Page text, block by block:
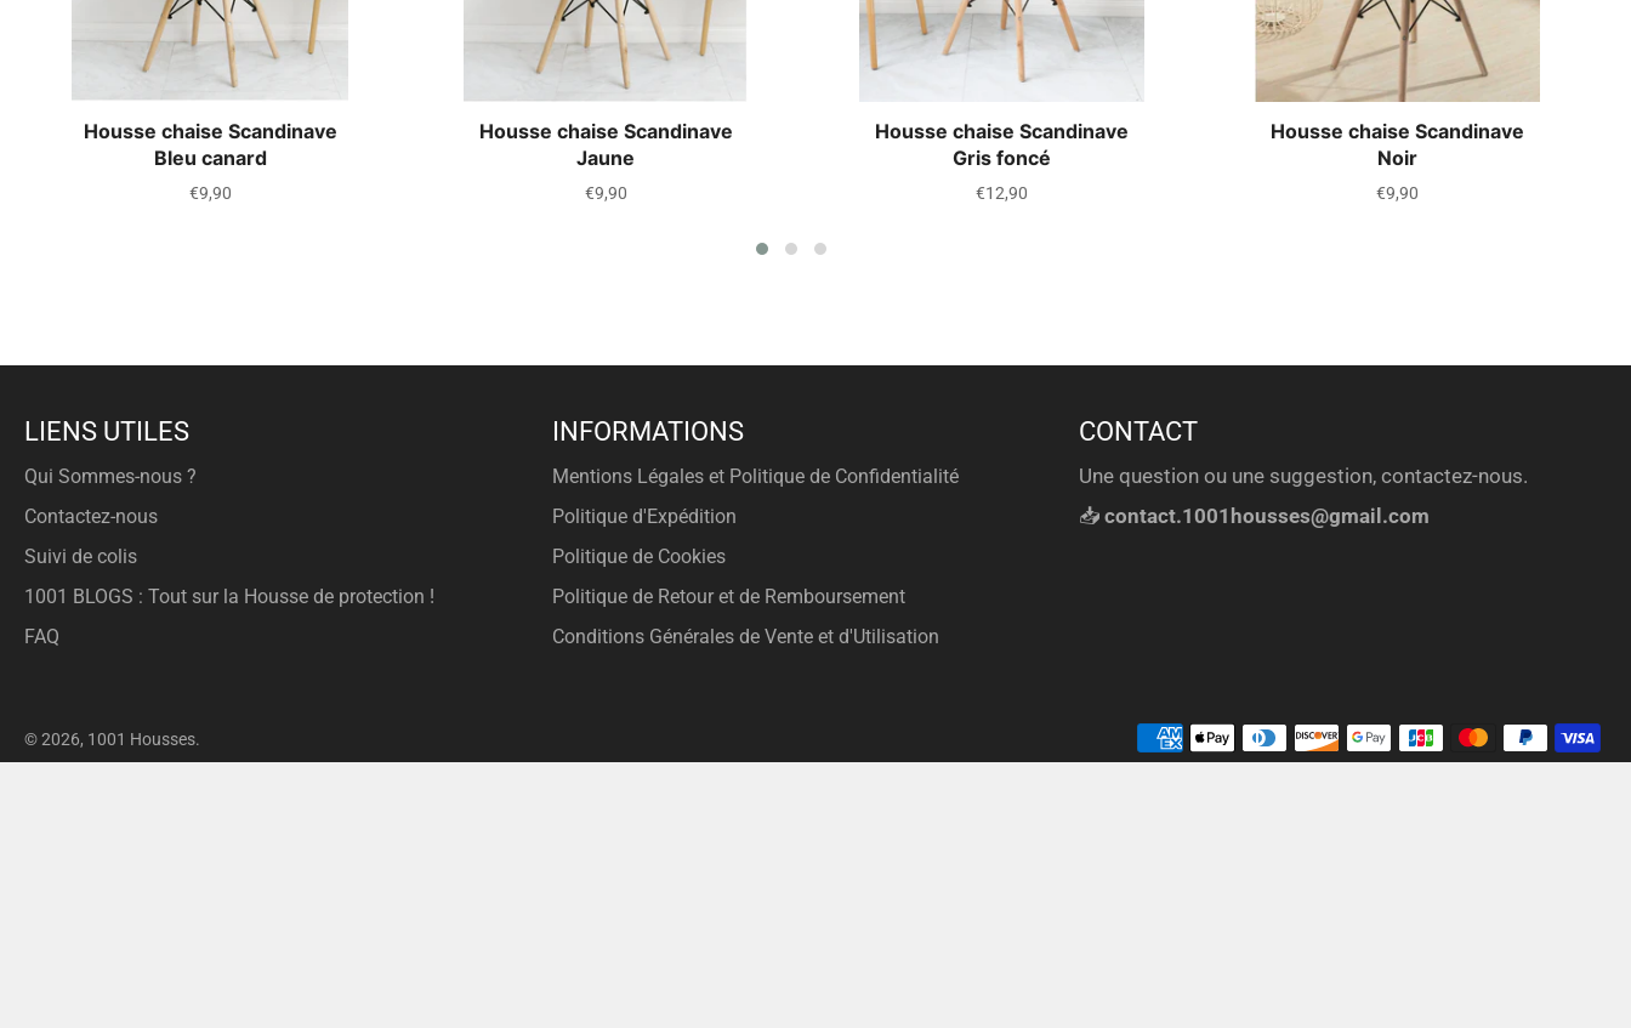
Housse chaise Scandinave
Bleu canard
Prix
€9,90
Housse chaise Scandinave
Jaune
Prix
€9,90
Housse chaise Scandinave
Gris foncé
Prix
€12,90
Housse chaise Scandinave
Noir
Prix
€9,90
LIENS UTILES
Qui Sommes-nous ?
Contactez-nous
Suivi de colis
1001 BLOGS : Tout sur la Housse de protection !
FAQ
INFORMATIONS
Mentions Légales et Politique de Confidentialité
Politique d'Expédition
Politique de Cookies
Politique de Retour et de Remboursement
Conditions Générales de Vente et d'Utilisation
CONTACT
Une question ou une suggestion, contactez-nous.
📥contact.1001housses@gmail.com
© 2026, 1001 Housses.